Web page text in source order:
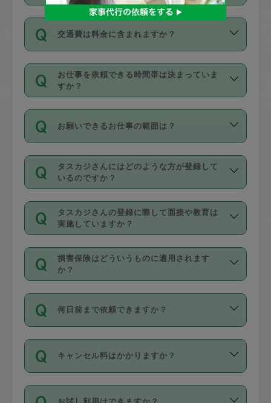
がっていく仕組みになっています。
Diners Club）のみとなります。
カード情報のご登録は、依頼リクエスト
を行う際にご入力ください。プロフィー
ル登録時にはご入力いただかなくても大
丈夫です。
デビットカード・プリペイドカード（Vプ
リカ、au WALLETなど）は支払にはご利
銀行振込や現金払いも対応していませ
なお、タスカジさんの交通費も、依頼料
金のご請求と合わせてお支払いとなりま
動計算で表示されます。
依頼には「スポット」と「定期（毎週｜
隔週）」があり、「定期」の依頼は「ス
ポット」よりお得な料金でご利用できま
す。
定期の最低利用回数は設けていない代わ
りに、一定数を超えたキャンセルは有償
（例：毎週定期の場合は３回以上のキャ
ンセルが有償（1200円、隔週定期の場合
は２回以上のキャンセルが有償（1200
交通費は料金に含まれますか？
交通費は依頼料金とは別途発生し、依頼
料金のご請求と合わせてお支払いとなり
ます。交通費の金額は「依頼の詳細」に
お仕事を依頼できる時間帯は決まっていま
すか？
時間帯は3種類あります。いずれも１回あ
たり３時間です。
・ＡＭ ９時～１２時
・ＰＭ １３時～１６時
・夜 １８時～２１時
開始時間を２時間前後変更することが可
能です。依頼送信後、個別にタスカジさ
んにメッセージを送り調整してくださ
い。ただし、２時間を越えての調整はで
時間も被らない場合、損害保険の対象外
お願いできるお仕事の範囲は？
掃除、整理収納、洗濯、買い物、料理、
作り置きです。タスカジさんによってで
きる仕事の範囲が異なりますので、依頼
する前にタスカジさんのプロフィールで
確認してください。
基本的に、高所での作業や危険作業、屋
外での作業は対象外です。
タスカジさんにはどのような方が登録して
いるのですか？
主婦として長年の家事経験をお持ちの
方、栄養士・調理師といった資格者で保
育園や学校の給食やレストランで料理関
係の専門職に従事されていた方、日本で
すでにハウスキーパーや英語の先生とし
てお仕事をしているフィリピン出身の
社員など様々なバックグラウンドの方が
登録しています。
日本語も話せる方など様々です。
タスカジさんの登録に際して面接や教育は
実施していますか？
応募の際に、各自事務局との面接と説明
を行っています。その後、身分証明書の
写真提出をしていただいています。外国
確認しています。タスカジさんトレーニ
ング動画を使ったセルフトレーニングの
現場トライアルを受け、合格したタスカ
ジさんが活動されています。
損害保険はどういうものに適用されます
か？
依頼者とタスカジさんとの間でタスカジ
を通して成立した作業時間内での作業に
適用されます。作業範囲は、掃除、洗
です。作業中に物を壊したり、人にけが
をさせたりした場合が対象で、補償金額
何日前まで依頼できますか？
ご依頼は、現在を起点に3日後（72時間
以降）の日時から受付可能となっていま
す。
キャンセル料はかかりますか？
キャンセル料には、以下の2種類がありま